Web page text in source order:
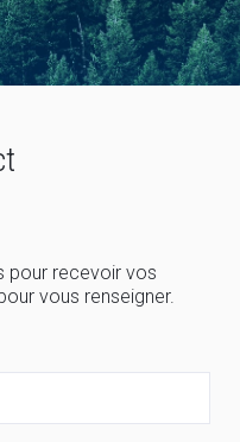
pour recevoir vos
vous renseigner.